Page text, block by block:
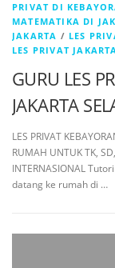
PRIVAT DI
MATEMATIKA DI
JAKARTA / LES
LES PRIVAT
GURU LES
JAKARTA
LES PRIVAT
RUMAH UNTUK TK,
INTERNASIONAL
datang ke rumah di …